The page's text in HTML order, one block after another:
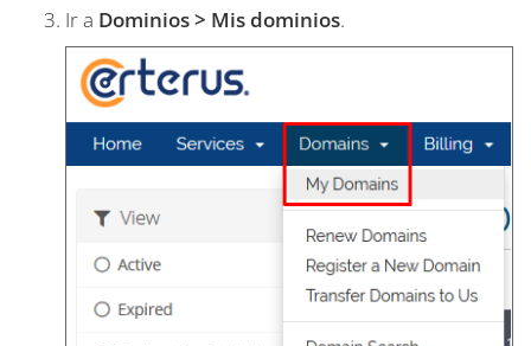
Ir a Dominios > Mis dominios.